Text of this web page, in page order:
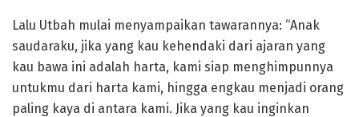
Lalu Utbah mulai menyampaikan tawarannya: “Anak
saudaraku, jika yang kau kehendaki dari ajaran yang
kau bawa ini adalah harta, kami siap menghimpunnya
untukmu dari harta kami, hingga engkau menjadi orang
paling kaya di antara kami. Jika yang kau inginkan